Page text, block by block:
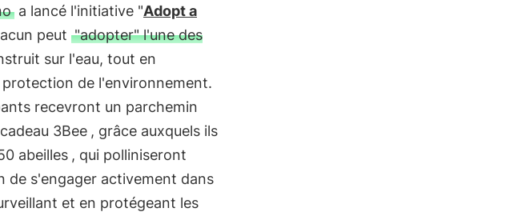
a lancé l'initiative "Adopt a
peut "adopter" l'une des
sur l'eau, tout en
de l'environnement.
recevront un parchemin
3Bee , grâce auxquels ils
abeilles , qui polliniseront
de s'engager activement dans
et en protégeant les